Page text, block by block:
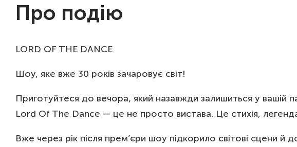
Про подію
LORD OF THE DANCE
Шоу, яке вже 30 років зачаровує світ!
Приготуйтеся до вечора, який назавжди залишиться у вашій
Lord Of The Dance — це не просто вистава. Це стихія, легенда
Вже через рік після прем’єри шоу підкорило світові сцени й